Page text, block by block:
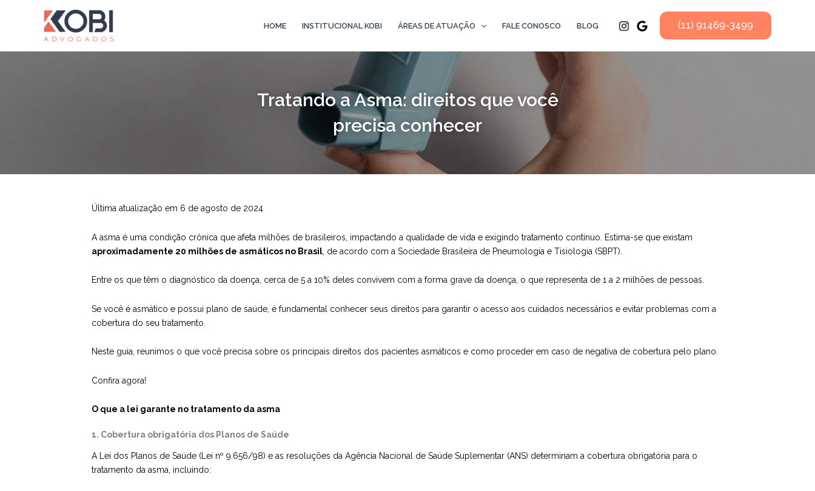
conteúdo
HOME INSTITUCIONAL KOBI ÁREAS DE ATUAÇÃO FALE CONOSCO BLOG (11) 91469-3499
Tratando a Asma: direitos que você
precisa conhecer
Última atualização em 6 de agosto de 2024
A asma é uma condição crônica que afeta milhões de brasileiros, impactando a qualidade de vida e exigindo tratamento contínuo. Estima-se que existam
aproximadamente 20 milhões de asmáticos no Brasil, de acordo com a Sociedade Brasileira de Pneumologia e Tisiologia (SBPT).
Entre os que têm o diagnóstico da doença, cerca de 5 a 10% deles convivem com a forma grave da doença, o que representa de 1 a 2 milhões de pessoas.
Se você é asmático e possui plano de saúde, é fundamental conhecer seus direitos para garantir o acesso aos cuidados necessários e evitar problemas com a
cobertura do seu tratamento.
Neste guia, reunimos o que você precisa sobre os principais direitos dos pacientes asmáticos e como proceder em caso de negativa de cobertura pelo plano.
Confira agora!
O que a lei garante no tratamento da asma
1. Cobertura obrigatória dos Planos de Saúde
A Lei dos Planos de Saúde (Lei nº 9.656/98) e as resoluções da Agência Nacional de Saúde Suplementar (ANS) determinam a cobertura obrigatória para o
tratamento da asma, incluindo: